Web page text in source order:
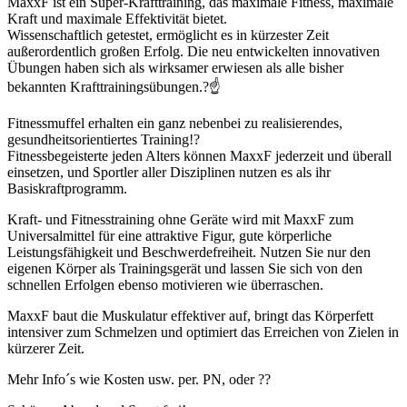
Kraft und maximale Effektivität bietet.
Wissenschaftlich getestet, ermöglicht es in kürzester Zeit
außerordentlich großen Erfolg. Die neu entwickelten innovativen
Übungen haben sich als wirksamer erwiesen als alle bisher
bekannten Krafttrainingsübungen.?☝️
Fitnessmuffel erhalten ein ganz nebenbei zu realisierendes,
gesundheitsorientiertes Training!?
Fitnessbegeisterte jeden Alters können MaxxF jederzeit und überall
einsetzen, und Sportler aller Disziplinen nutzen es als ihr
Basiskraftprogramm.
Kraft- und Fitnesstraining ohne Geräte wird mit MaxxF zum
Universalmittel für eine attraktive Figur, gute körperliche
Leistungsfähigkeit und Beschwerdefreiheit. Nutzen Sie nur den
eigenen Körper als Trainingsgerät und lassen Sie sich von den
schnellen Erfolgen ebenso motivieren wie überraschen.
MaxxF baut die Muskulatur effektiver auf, bringt das Körperfett
intensiver zum Schmelzen und optimiert das Erreichen von Zielen in
kürzerer Zeit.
Mehr Info´s wie Kosten usw. per. PN, oder ??️